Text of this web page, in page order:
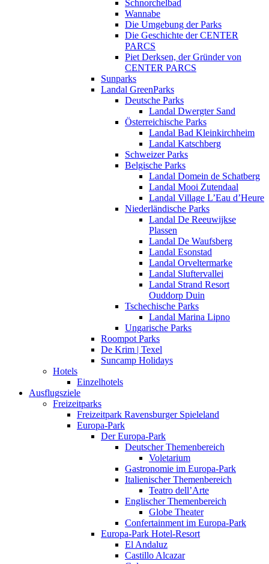
Schnorchelbad
Wannabe
Die Umgebung der Parks
Die Geschichte der CENTER
PARCS
Piet Derksen, der Gründer von
CENTER PARCS
Sunparks
Landal GreenParks
Deutsche Parks
Landal Dwergter Sand
Österreichische Parks
Landal Bad Kleinkirchheim
Landal Katschberg
Schweizer Parks
Belgische Parks
Landal Domein de Schatberg
Landal Mooi Zutendaal
Landal Village L’Eau d’Heure
Niederländische Parks
Landal De Reeuwijkse
Plassen
Landal De Waufsberg
Landal Esonstad
Landal Orveltermarke
Landal Sluftervallei
Landal Strand Resort
Ouddorp Duin
Tschechische Parks
Landal Marina Lipno
Ungarische Parks
Roompot Parks
De Krim | Texel
Suncamp Holidays
Hotels
Einzelhotels
Ausflugsziele
Freizeitparks
Freizeitpark Ravensburger Spieleland
Europa-Park
Der Europa-Park
Deutscher Themenbereich
Voletarium
Gastronomie im Europa-Park
Italienischer Themenbereich
Teatro dell’Arte
Englischer Themenbereich
Globe Theater
Confertainment im Europa-Park
Europa-Park Hotel-Resort
El Andaluz
Castillo Alcazar